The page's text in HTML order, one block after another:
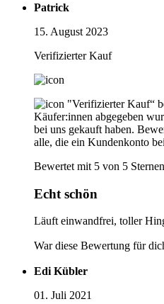
Patrick
15. August 2023
Verifizierter Kauf
"Verifizierter Kauf“
Käufer:innen abgegeben
bei uns gekauft haben.
alle, die ein Kundenkonto
Bewertet mit 5 von 5
Echt schön
Läuft einwandfrei, toller
War diese Bewertung für
Edi Kübler
01. Juli 2021